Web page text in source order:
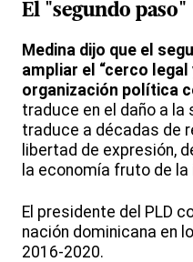
El "segundo paso"
Medina dijo que el
ampliar el “cerco
organización política
traduce en el daño a la
traduce a décadas de
libertad de expresión,
la economía fruto de la
El presidente del PLD
nación dominicana en
2016-2020.